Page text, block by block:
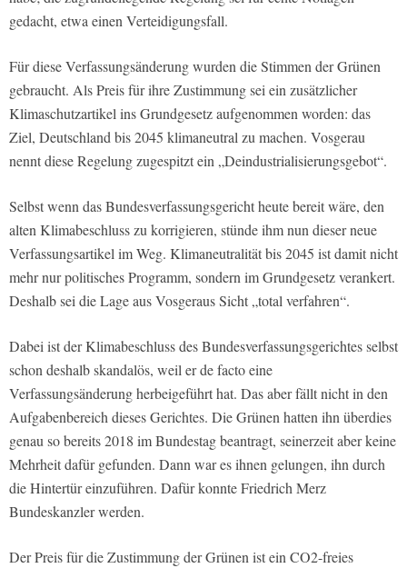
gedacht, etwa einen Verteidigungsfall.
Für diese Verfassungsänderung wurden die Stimmen der Grünen
gebraucht. Als Preis für ihre Zustimmung sei ein zusätzlicher
Klimaschutzartikel ins Grundgesetz aufgenommen worden: das
Ziel, Deutschland bis 2045 klimaneutral zu machen. Vosgerau
nennt diese Regelung zugespitzt ein „Deindustrialisierungsgebot“.
Selbst wenn das Bundesverfassungsgericht heute bereit wäre, den
alten Klimabeschluss zu korrigieren, stünde ihm nun dieser neue
Verfassungsartikel im Weg. Klimaneutralität bis 2045 ist damit nicht
mehr nur politisches Programm, sondern im Grundgesetz verankert.
Deshalb sei die Lage aus Vosgeraus Sicht „total verfahren“.
Dabei ist der Klimabeschluss des Bundesverfassungsgerichtes selbst
schon deshalb skandalös, weil er de facto eine
Verfassungsänderung herbeigeführt hat. Das aber fällt nicht in den
Aufgabenbereich dieses Gerichtes. Die Grünen hatten ihn überdies
genau so bereits 2018 im Bundestag beantragt, seinerzeit aber keine
Mehrheit dafür gefunden. Dann war es ihnen gelungen, ihn durch
die Hintertür einzuführen. Dafür konnte Friedrich Merz
Bundeskanzler werden.
Der Preis für die Zustimmung der Grünen ist ein CO2-freies